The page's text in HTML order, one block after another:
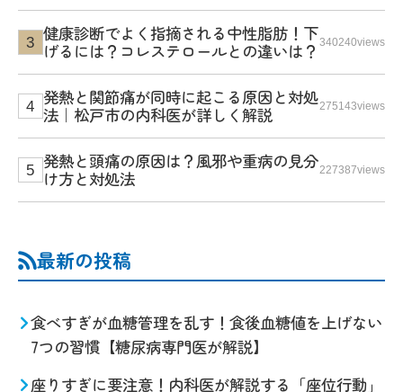
健康診断でよく指摘される中性脂肪！下
げるには？コレステロールとの違いは？ 340240views
発熱と関節痛が同時に起こる原因と対処
法｜松戸市の内科医が詳しく解説
275143views
発熱と頭痛の原因は？風邪や重病の見分
け方と対処法
227387views
最新の投稿
食べすぎが血糖管理を乱す！食後血糖値を上げない
7つの習慣【糖尿病専門医が解説】
座りすぎに要注意！内科医が解説する「座位行動」